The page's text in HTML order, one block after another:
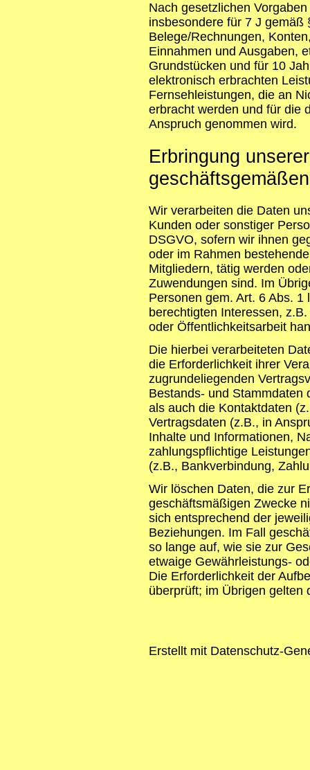
Nach gesetzlichen
insbesondere für 7 J gemäß
Belege/Rechnungen,
Einnahmen und Ausgaben,
Grundstücken und für 10
elektronisch erbrachten
Fernsehleistungen, die an
erbracht werden und für die
Anspruch genommen wird.
Erbringung
Wir verarbeiten die Daten
Kunden oder sonstiger
DSGVO, sofern wir ihnen
oder im Rahmen
Mitgliedern, tätig werden
Zuwendungen sind. Im
Personen gem. Art. 6 Abs.
berechtigten Interessen,
oder Öffentlichkeitsarbeit
Die hierbei verarbeiteten
die Erforderlichkeit ihrer
zugrundeliegenden
Bestands- und Stammdaten
als auch die Kontaktdaten
Vertragsdaten (z.B., in
Inhalte und Informationen,
zahlungspflichtige
(z.B., Bankverbindung,
Wir löschen Daten, die zur
geschäftsmäßigen Zwecke
sich entsprechend der
Beziehungen. Im Fall
so lange auf, wie sie zur
etwaige Gewährleistungs-
Die Erforderlichkeit der
überprüft; im Übrigen gelten
Erstellt mit Datenschutz-